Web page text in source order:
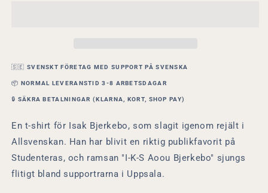
shirt
Lirare
Wear
shirt
Lirare
Wear
🇸🇪 SVENSKT FÖRETAG MED SUPPORT PÅ SVENSKA
📦 NORMAL LEVERANSTID 3-8 ARBETSDAGAR
🔒 SÄKRA BETALNINGAR (KLARNA, KORT, SHOP PAY)
En t-shirt för Isak Bjerkebo, som slagit igenom rejält i
Allsvenskan. Han har blivit en riktig publikfavorit på
Studenteras, och ramsan "I-K-S Aoou Bjerkebo" sjungs
flitigt bland supportrarna i Uppsala.